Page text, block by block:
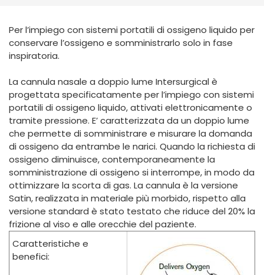
France
Per l’impiego con sistemi portatili di ossigeno liquido per
conservare l’ossigeno e somministrarlo solo in fase
inspiratoria.
La cannula nasale a doppio lume Intersurgical è
progettata specificatamente per l’impiego con sistemi
portatili di ossigeno liquido, attivati elettronicamente o
tramite pressione. E’ caratterizzata da un doppio lume
che permette di somministrare e misurare la domanda
di ossigeno da entrambe le narici. Quando la richiesta di
ossigeno diminuisce, contemporaneamente la
somministrazione di ossigeno si interrompe, in modo da
ottimizzare la scorta di gas. La cannula è la versione
Satin, realizzata in materiale più morbido, rispetto alla
versione standard è stato testato che riduce del 20% la
frizione al viso e alle orecchie del paziente.
Caratteristiche e
benefici: